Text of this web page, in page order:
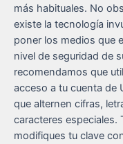
más habituales. No
existe la tecnología
poner los medios que
nivel de seguridad de
recomendamos que
acceso a tu cuenta de
que alternen cifras,
caracteres especiales.
modifiques tu clave